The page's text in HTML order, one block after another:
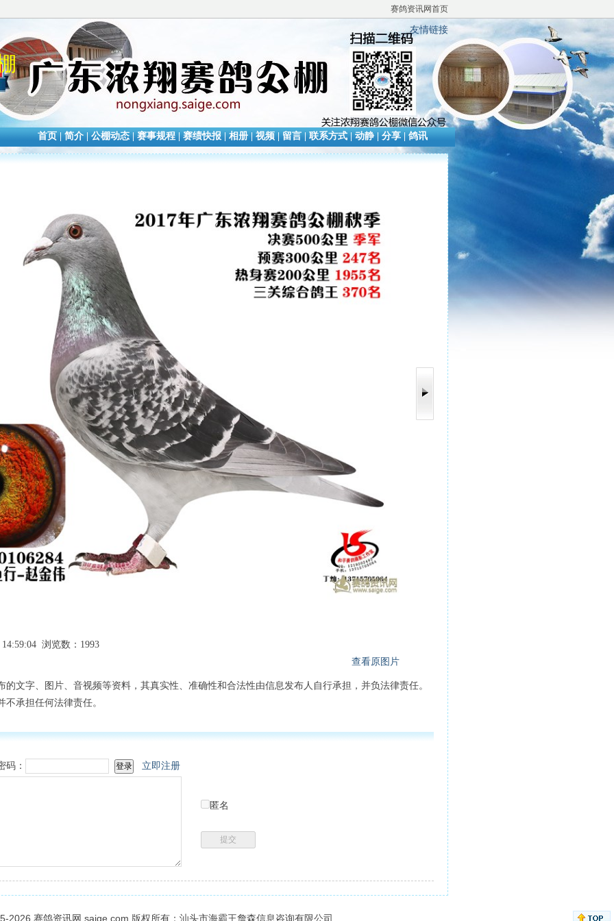
赛鸽资讯网首页
友情链接
首页|简介|公棚动态|赛事规程|赛绩快报|相册|视频|留言|联系方式|动静|分享|鸽讯
浏览数：1993
查看原图片
的文字、图片、音视频等资料，其真实性、准确性和合法性由信息发布人自行承担，并负法律责任。
承担任何法律责任。
码： 立即注册
匿名
2026 赛鸽资讯网 saige.com 版权所有：汕头市海霸王詹森信息咨询有限公司